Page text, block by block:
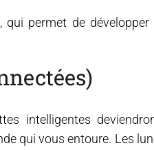
permet de
intelligentes
qui vous entoure. Les